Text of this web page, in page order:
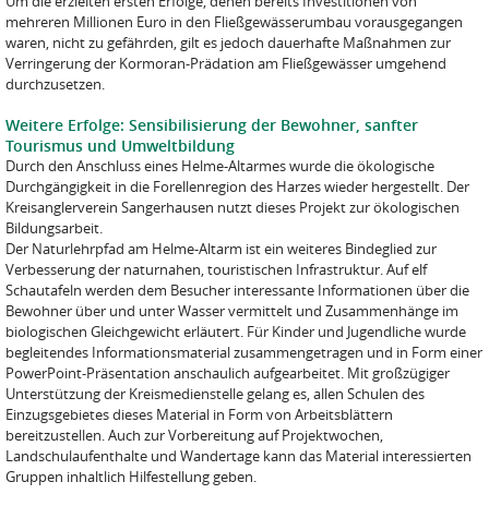
mehreren Millionen Euro in den Fließgewässerumbau vorausgegangen
waren, nicht zu gefährden, gilt es jedoch dauerhafte Maßnahmen zur
Verringerung der Kormoran-Prädation am Fließgewässer umgehend
durchzusetzen.
Weitere Erfolge: Sensibilisierung der Bewohner, sanfter
Tourismus und Umweltbildung
Durch den Anschluss eines Helme-Altarmes wurde die ökologische
Durchgängigkeit in die Forellenregion des Harzes wieder hergestellt. Der
Kreisanglerverein Sangerhausen nutzt dieses Projekt zur ökologischen
Bildungsarbeit.
Der Naturlehrpfad am Helme-Altarm ist ein weiteres Bindeglied zur
Verbesserung der naturnahen, touristischen Infrastruktur. Auf elf
Schautafeln werden dem Besucher interessante Informationen über die
Bewohner über und unter Wasser vermittelt und Zusammenhänge im
biologischen Gleichgewicht erläutert. Für Kinder und Jugendliche wurde
begleitendes Informationsmaterial zusammengetragen und in Form einer
PowerPoint-Präsentation anschaulich aufgearbeitet. Mit großzügiger
Unterstützung der Kreismedienstelle gelang es, allen Schulen des
Einzugsgebietes dieses Material in Form von Arbeitsblättern
bereitzustellen. Auch zur Vorbereitung auf Projektwochen,
Landschulaufenthalte und Wandertage kann das Material interessierten
Gruppen inhaltlich Hilfestellung geben.